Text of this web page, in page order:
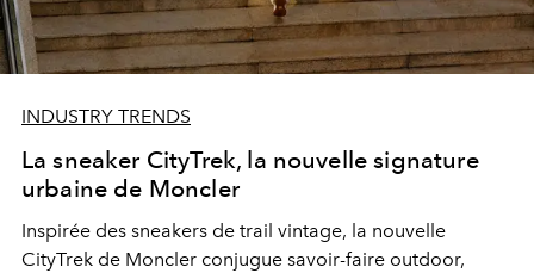
INDUSTRY TRENDS
La sneaker CityTrek, la nouvelle signature
urbaine de Moncler
Inspirée des sneakers de trail vintage, la nouvelle
CityTrek de Moncler conjugue savoir-faire outdoor,